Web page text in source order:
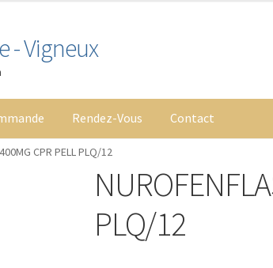
- Vigneux
Rendez-Vous Contact
PartagéListe de souhaits
Parapharmacie Rendez-Vous
CPR PELL PLQ/12
PLQ/12